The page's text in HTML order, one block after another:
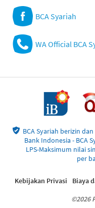
BCA Syariah
WA Official BCA
BCA Syariah berizin
Bank Indonesia - BCA
LPS-Maksimum nilai
per
©2026
Kebijakan Privasi Biaya